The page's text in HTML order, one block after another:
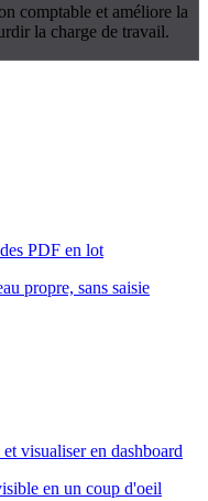
comptable et améliore la
la charge de travail.
PDF en lot
propre, sans saisie
visualiser en dashboard
en un coup d'oeil